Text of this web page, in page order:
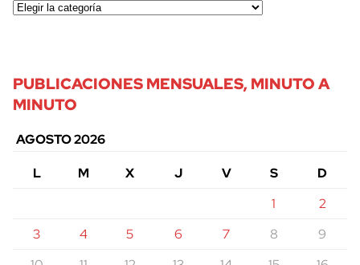
PUBLICACIONES MENSUALES, MINUTO A
MINUTO
AGOSTO 2026
L
M X J V S
D
1
2
3
4 5 6 7 8
9